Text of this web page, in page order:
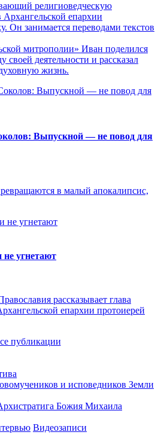
религиоведческую
епархии
Он занимается переводами текстов
митрополии» Иван поделился
деятельности и рассказал
жизнь.
Выпускной — не повод для
в малый апокалипсис,
угнетают
рассказывает глава
епархии протоиерей
публикации
Видеозаписи